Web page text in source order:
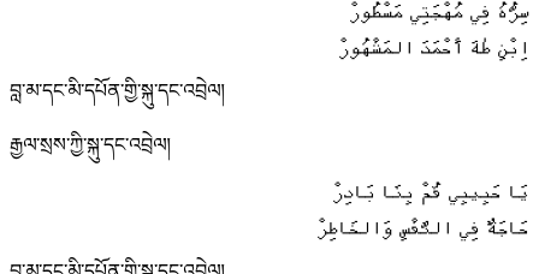
سِرُّهُ فِي مُهْجَتِي مَسْطُورْ
اِبْنِ طٰهَ أَحْمَدَ المَشْهُورْ
བླ་མ་དང་མི་དཔོན་གྱི་སྐུ་དང་འབྲེལ།
རྒྱལ་སྲས་ཀྱི་སྐུ་དང་འབྲེལ།
يَا حَبِيبِي قُمْ بِنَا بَادِرْ
حَاجَةٌ فِي النَّفْسِ وَالخَاطِرْ